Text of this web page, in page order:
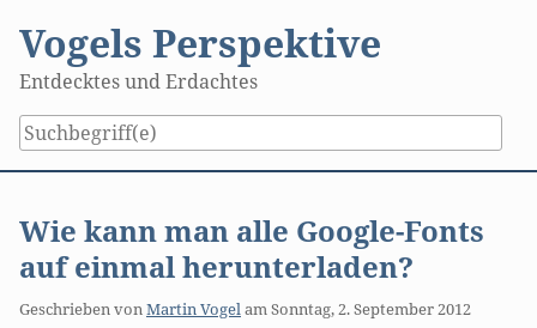
content
Vogels Perspektive
Entdecktes und Erdachtes
Wie kann man alle Google-Fonts
auf einmal herunterladen?
Geschrieben vonMartin VogelamSonntag, 2. September 2012